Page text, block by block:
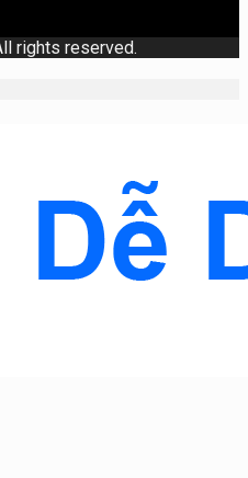
rights reserved.